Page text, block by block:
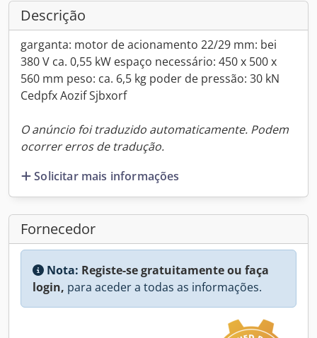
Descrição
garganta: motor de acionamento 22/29 mm: bei
380 V ca. 0,55 kW espaço necessário: 450 x 500 x
560 mm peso: ca. 6,5 kg poder de pressão: 30 kN
Cedpfx Aozif Sjbxorf
O anúncio foi traduzido automaticamente. Podem
ocorrer erros de tradução.
Solicitar mais informações
Fornecedor
Nota: Registe-se gratuitamente ou faça
login, para aceder a todas as informações.